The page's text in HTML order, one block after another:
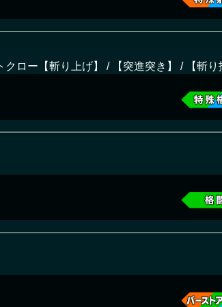
クロー【斬り上げ】 / 【突進突き】 / 【斬り